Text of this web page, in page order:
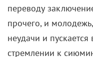
переводу
прочего, и
неудачи и
стремлении к